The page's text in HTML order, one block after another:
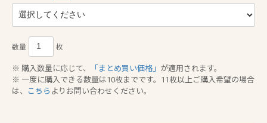
数量 枚
※ 購入数量に応じて、 「まとめ買い価格」 が適用されます。
※ 一度に購入できる数量は10枚までです。11枚以上ご購入希望の場合
は、
こちら よりお問い合わせください。